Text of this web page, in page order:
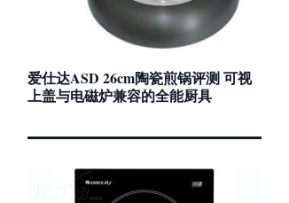
爱仕达ASD 26cm陶瓷煎锅评测 可视
上盖与电磁炉兼容的全能厨具